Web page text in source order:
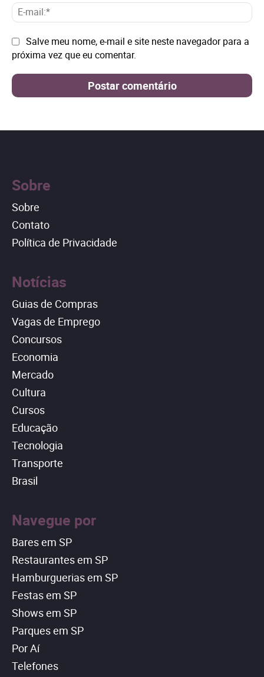
E-
Site: Salve meu nome, e-mail e site neste navegador para a
próxima vez que eu comentar.
Sobre
Sobre
Contato
Política de Privacidade
Notícias
Guias de Compras
Vagas de Emprego
Concursos
Economia
Mercado
Cultura
Cursos
Educação
Tecnologia
Transporte
Brasil
Navegue por
Bares em SP
Restaurantes em SP
Hamburguerias em SP
Festas em SP
Shows em SP
Parques em SP
Por Aí
Telefones